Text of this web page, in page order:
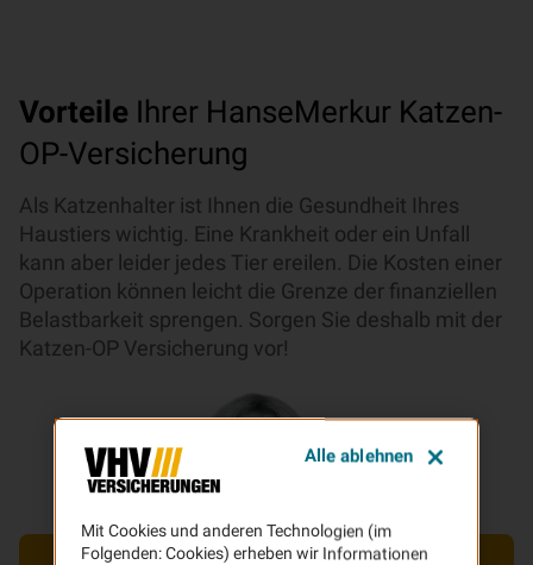
Vorteile Ihrer HanseMerkur Katzen-
OP-Versicherung
Als Katzenhalter ist Ihnen die Gesundheit Ihres
Haustiers wichtig. Eine Krankheit oder ein Unfall
kann aber leider jedes Tier ereilen. Die Kosten einer
Operation können leicht die Grenze der finanziellen
Belastbarkeit sprengen. Sorgen Sie deshalb mit der
Katzen-OP Versicherung vor!
Mit Cookies und anderen Technologien (im
Folgenden: Cookies) erheben wir Informationen
Alle ablehnen